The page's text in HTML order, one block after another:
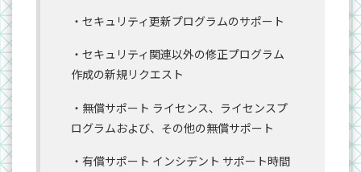
・セキュリティ更新プログラムのサポート
・セキュリティ関連以外の修正プログラム
作成の新規リクエスト
・無償サポート ライセンス、ライセンスプ
ログラムおよび、その他の無償サポート
・有償サポート インシデント サポート時間